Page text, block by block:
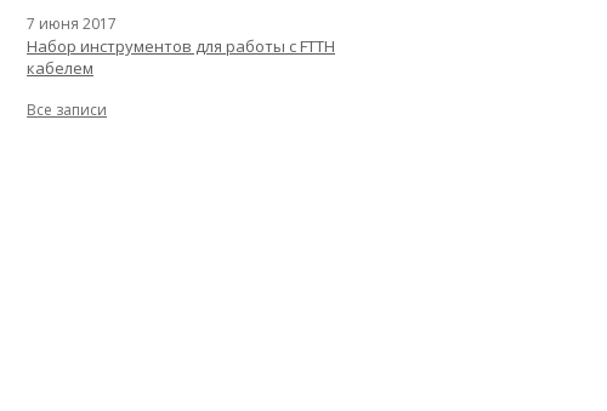
7 июня 2017
Набор инструментов для работы с FTTH
кабелем
Все записи